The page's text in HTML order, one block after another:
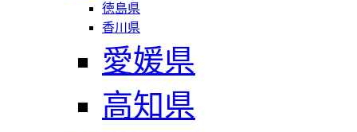
徳島県
香川県
愛媛県
高知県